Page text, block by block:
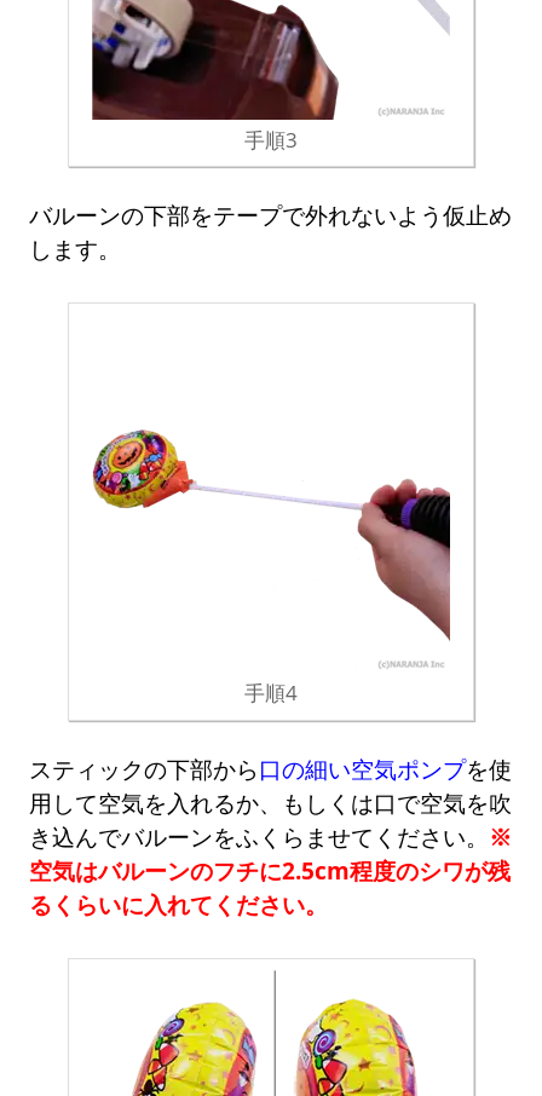
手順3
バルーンの下部をテープで外れないよう仮止め
します。
手順4
スティックの下部から 口の細い空気ポンプを使
用して空気を入れるか、もしくは口で空気を吹
き込んでバルーンをふくらませてください。 ※
空気はバルーンのフチに2.5cm程度のシワが残
るくらいに入れてください。